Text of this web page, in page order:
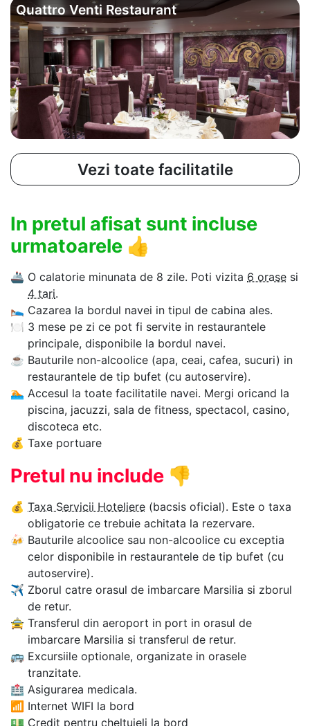
Quattro Venti Restaurant
Vezi toate facilitatile
In pretul afisat sunt incluse
urmatoarele 👍
🚢 O calatorie minunata de 8 zile. Poti vizita 6 orase si
4 tari.
🛌 Cazarea la bordul navei in tipul de cabina ales.
🍽 3 mese pe zi ce pot fi servite in restaurantele
principale, disponibile la bordul navei.
☕ Bauturile non-alcoolice (apa, ceai, cafea, sucuri) in
restaurantele de tip bufet (cu autoservire).
🏊‍ Accesul la toate facilitatile navei. Mergi oricand la
piscina, jacuzzi, sala de fitness, spectacol, casino,
discoteca etc.
💰 Taxe portuare
Pretul nu include 👎
💰 Taxa Servicii Hoteliere (bacsis oficial). Este o taxa
obligatorie ce trebuie achitata la rezervare.
🍻 Bauturile alcoolice sau non-alcoolice cu exceptia
celor disponibile in restaurantele de tip bufet (cu
autoservire).
✈ Zborul catre orasul de imbarcare Marsilia si zborul
de retur.
🚖 Transferul din aeroport in port in orasul de
imbarcare Marsilia si transferul de retur.
🚌 Excursiile optionale, organizate in orasele
tranzitate.
🏥 Asigurarea medicala.
📶 Internet WIFI la bord
💵 Credit pentru cheltuieli la bord